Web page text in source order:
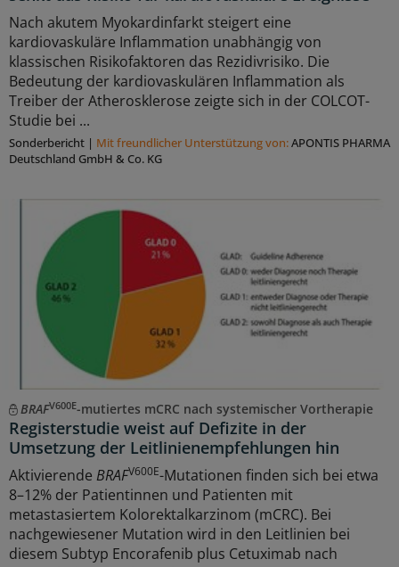
Nach akutem Myokardinfarkt steigert eine
kardiovaskuläre Inflammation unabhängig von
klassischen Risikofaktoren das Rezidivrisiko. Die
Bedeutung der kardiovaskulären Inflammation als
Treiber der Atherosklerose zeigte sich in der COLCOT-
Studie bei ...
Sonderbericht | Mit freundlicher Unterstützung von:APONTIS PHARMA
Deutschland GmbH & Co. KG
BRAFV600E-mutiertes mCRC nach systemischer Vortherapie
Registerstudie weist auf Defizite in der
Umsetzung der Leitlinienempfehlungen hin
Aktivierende BRAFV600E-Mutationen finden sich bei etwa
8–12% der Patientinnen und Patienten mit
metastasiertem Kolorektalkarzinom (mCRC). Bei
nachgewiesener Mutation wird in den Leitlinien bei
diesem Subtyp Encorafenib plus Cetuximab nach